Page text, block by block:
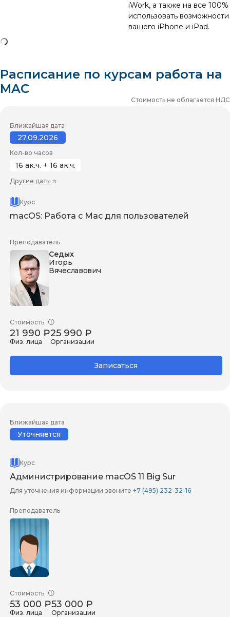
iWork, а также на все 100%
использовать возможности
вашего iPhone и iPad.
Расписание по курсам работа на
MAC
Стоимость не облагается НДС
Ближайшая дата
27.09.2026
Кол-во часов
16 ак.ч. + 16 ак.ч.
Другие даты
Курс
macOS: Работа с Mac для пользователей
Преподаватель
Седых
Игорь
Вячеславович
Стоимость
21 990 ₽
Физ. лица
25 990 ₽
Организации
Записаться
Ближайшая дата
Уточняется
Курс
Администрирование macOS 11 Big Sur
Для уточнения информации звоните +7 (495) 232-32-16
Преподаватель
Стоимость
53 000 ₽
Физ. лица
53 000 ₽
Организации